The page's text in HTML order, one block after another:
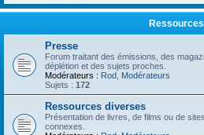
Ressources
Presse
Forum traitant des émissions, des
déplétion et des sujets proches.
Modérateurs : Rod Modérateurs
Sujets : 172
Ressources diverses
Présentation de livres, de films ou de
connexes.